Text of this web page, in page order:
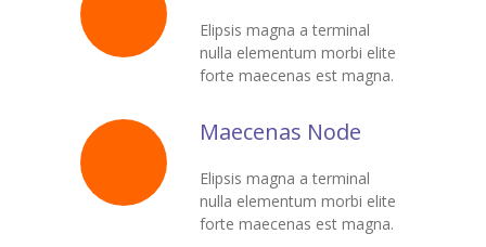
Dokumentumok
Galéria
Kapcsolat
Elipsis magna a terminal
nulla elementum morbi elite
forte maecenas est magna.
Maecenas Node
Elipsis magna a terminal
nulla elementum morbi elite
forte maecenas est magna.